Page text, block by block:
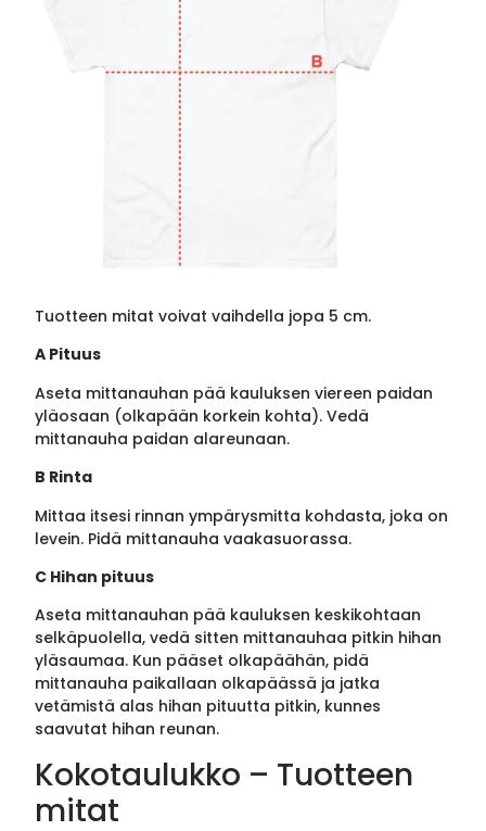
Tuotteen mitat voivat vaihdella jopa 5 cm.
A Pituus
Aseta mittanauhan pää kauluksen viereen paidan
yläosaan (olkapään korkein kohta). Vedä
mittanauha paidan alareunaan.
B Rinta
Mittaa itsesi rinnan ympärysmitta kohdasta, joka on
levein. Pidä mittanauha vaakasuorassa.
C Hihan pituus
Aseta mittanauhan pää kauluksen keskikohtaan
selkäpuolella, vedä sitten mittanauhaa pitkin hihan
yläsaumaa. Kun pääset olkapäähän, pidä
mittanauha paikallaan olkapäässä ja jatka
vetämistä alas hihan pituutta pitkin, kunnes
saavutat hihan reunan.
Kokotaulukko – Tuotteen
mitat